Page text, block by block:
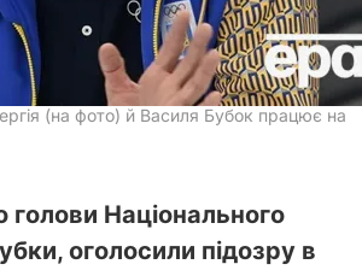
(на фото) й Василя Бубок працює на
Національного
оголосили підозру в